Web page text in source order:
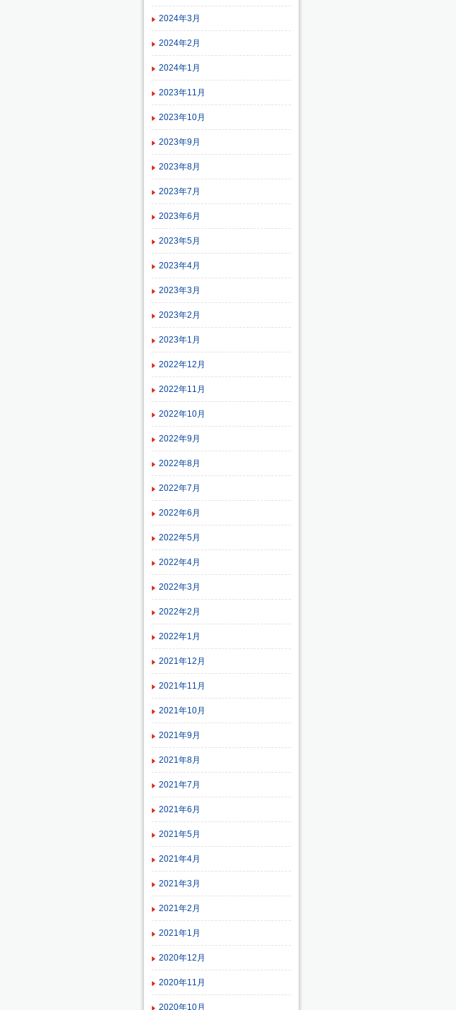
2024年3月
2024年2月
2024年1月
2023年11月
2023年10月
2023年9月
2023年8月
2023年7月
2023年6月
2023年5月
2023年4月
2023年3月
2023年2月
2023年1月
2022年12月
2022年11月
2022年10月
2022年9月
2022年8月
2022年7月
2022年6月
2022年5月
2022年4月
2022年3月
2022年2月
2022年1月
2021年12月
2021年11月
2021年10月
2021年9月
2021年8月
2021年7月
2021年6月
2021年5月
2021年4月
2021年3月
2021年2月
2021年1月
2020年12月
2020年11月
2020年10月